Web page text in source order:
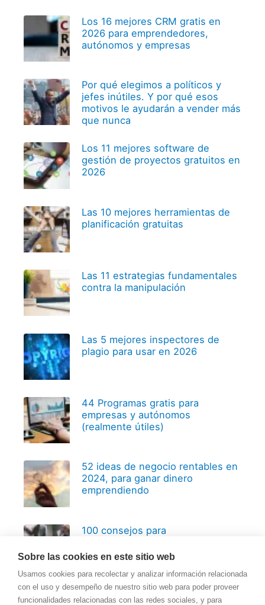
Los 16 mejores CRM gratis en
2026 para emprendedores,
autónomos y empresas
Por qué elegimos a políticos y
jefes inútiles. Y por qué esos
motivos le ayudarán a vender más
que nunca
Los 11 mejores software de
gestión de proyectos gratuitos en
2026
Las 10 mejores herramientas de
planificación gratuitas
Las 11 estrategias fundamentales
contra la manipulación
Las 5 mejores inspectores de
plagio para usar en 2026
44 Programas gratis para
empresas y autónomos
(realmente útiles)
52 ideas de negocio rentables en
2024, para ganar dinero
emprendiendo
100 consejos para
años de experiencia
Sobre las cookies en este sitio web
Usamos cookies para recolectar y analizar información relacionada
con el uso y desempeño de nuestro sitio web para poder proveer
funcionalidades relacionadas con las redes sociales, y para